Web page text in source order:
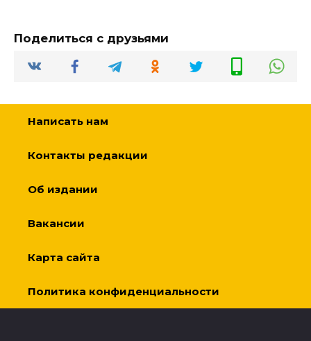
Поделиться с друзьями
Написать нам
Контакты редакции
Об издании
Вакансии
Карта сайта
Политика конфиденциальности